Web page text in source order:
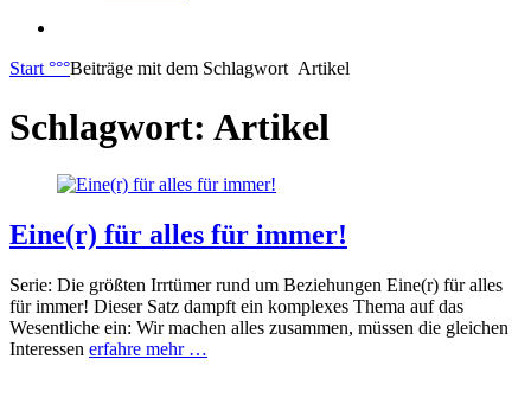
Start °°°Beiträge mit dem Schlagwort Artikel
Schlagwort: Artikel
Eine(r) für alles für immer!
Serie: Die größten Irrtümer rund um Beziehungen Eine(r) für alles
für immer! Dieser Satz dampft ein komplexes Thema auf das
Wesentliche ein: Wir machen alles zusammen, müssen die gleichen
Interessen erfahre mehr …